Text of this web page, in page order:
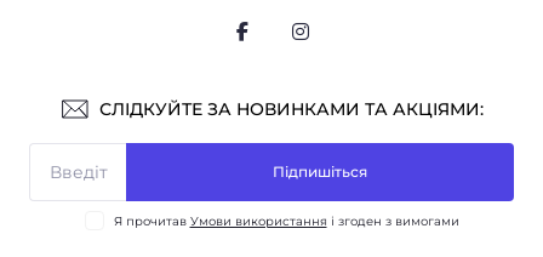
СЛІДКУЙТЕ ЗА НОВИНКАМИ ТА АКЦІЯМИ:
Підпишіться
Я прочитав Умови використання і згоден з вимогами